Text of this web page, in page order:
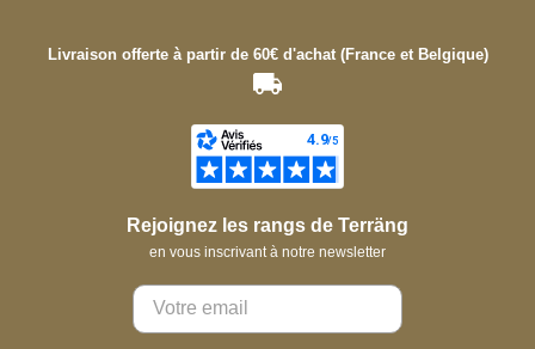
Livraison offerte à partir de 60€ d'achat (France et Belgique)
Rejoignez les rangs de Terräng
en vous inscrivant à notre newsletter